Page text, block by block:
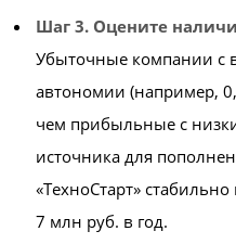
Шаг 3. Оцените
Убыточные компании с
автономии (например,
чем прибыльные с
источника для
«ТехноСтарт»
7 млн руб. в год.